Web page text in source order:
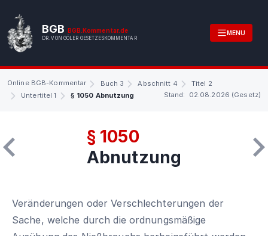
BGB BGB.Kommentar.de
DR. VON GÖLER GESETZESKOMMENTAR
MENU
Online BGB-Kommentar Buch 3 Abschnitt 4
Titel 2
Untertitel 1
§ 1050 Abnutzung Stand: 02.08.2026 (Gesetz)
§ 1050
Abnutzung
Veränderungen oder Verschlechterungen der
Sache, welche durch die ordnungsmäßige